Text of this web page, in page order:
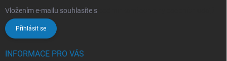
Vložením e-mailu souhlasíte s
Přihlásit se
INFORMACE PRO VÁS